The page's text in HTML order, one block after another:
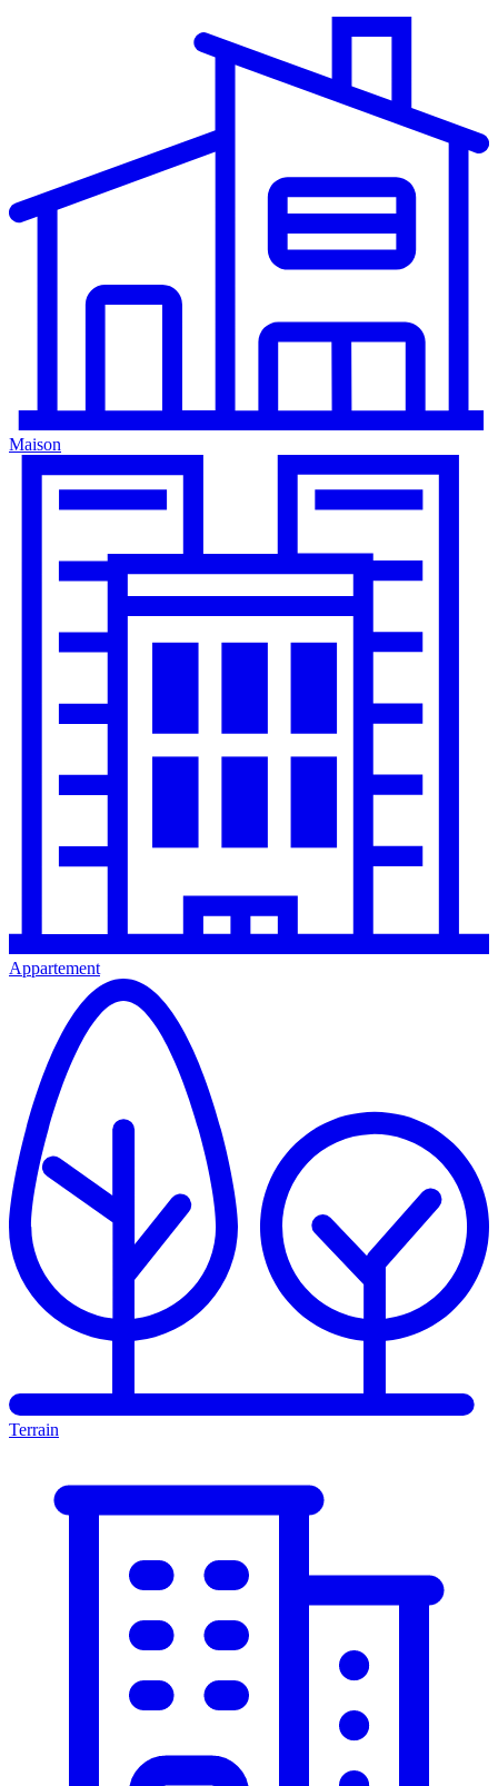
Maison
Appartement
Terrain